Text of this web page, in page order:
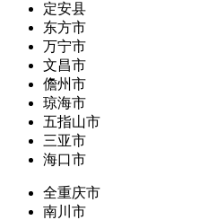
定安县
东方市
万宁市
文昌市
儋州市
琼海市
五指山市
三亚市
海口市
全重庆市
南川市